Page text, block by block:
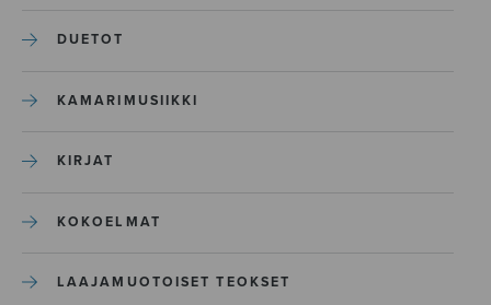
DUETOT
KAMARIMUSIIKKI
KIRJAT
KOKOELMAT
LAAJAMUOTOISET TEOKSET